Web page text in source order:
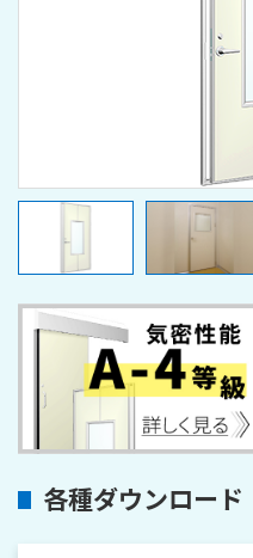
各種ダウンロード